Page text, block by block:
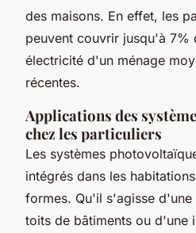
des maisons. En effet, les
peuvent couvrir jusqu'à 7%
électricité d'un ménage
récentes.
Applications des
chez les particuliers
Les systèmes
intégrés dans les
formes. Qu'il s'agisse d'une
toits de bâtiments ou d'une